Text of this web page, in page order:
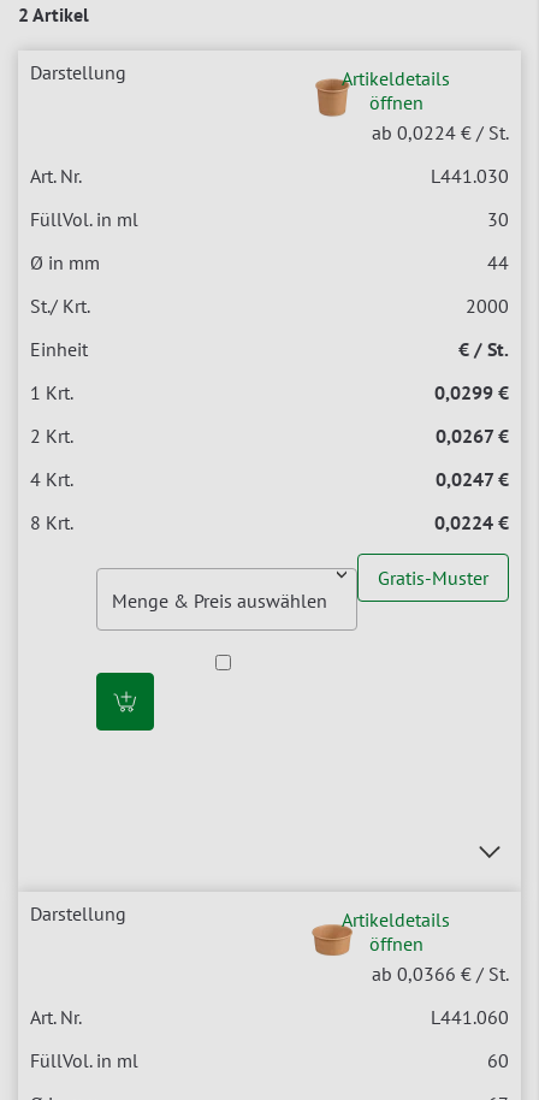
2 Artikel
Artikeldetails
öffnen
ab 0,0224 € / St.
L441.030
30
44
2000
€ / St.
0,0299 €
0,0267 €
0,0247 €
0,0224 €
Gratis-Muster
Artikeldetails
öffnen
ab 0,0366 € / St.
L441.060
60